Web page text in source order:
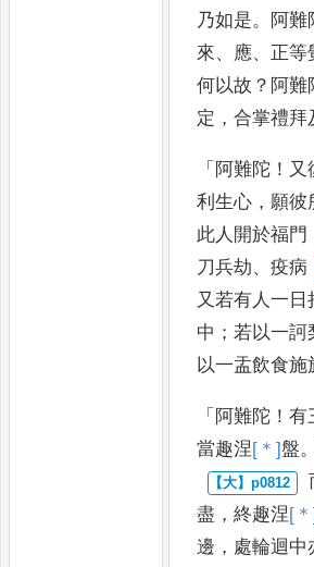
乃如是。 阿難
來、 應、 正等
何以故 ？ 阿難
定 ，合掌禮拜
「 阿難陀 ！ 又
利生心 ， 願彼
此人開於福門
刀兵劫、疫病
又若有人一日
中 ；若以一訶
以一盂飲食施
「 阿難陀 ！有
當趣涅[＊]盤。
盡 ，終趣涅[
邊 ， 處輪迴中